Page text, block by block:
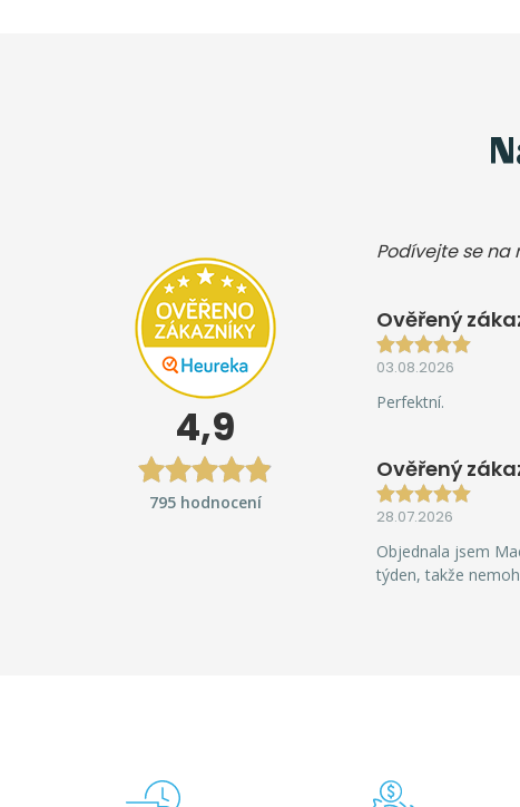
4,9
795 hodnocení
Podívejte se na
Ověřený
03.08.2026
Perfektní.
Ověřený
28.07.2026
Objednala jsem
týden, takže